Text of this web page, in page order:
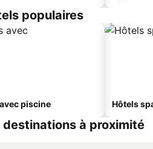
populaires
piscine Hôtels
à proximité